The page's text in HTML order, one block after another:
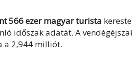
566 ezer magyar turista
időszak adatát. A
a 2,944 milliót.